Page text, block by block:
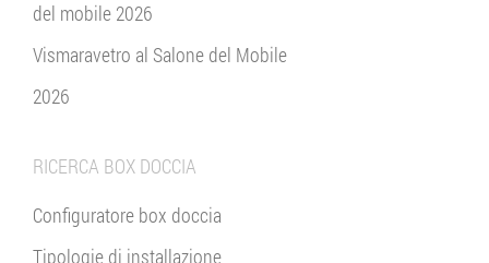
del mobile 2026
Vismaravetro al Salone del Mobile
2026
RICERCA BOX DOCCIA
Configuratore box doccia
Tipologie di installazione